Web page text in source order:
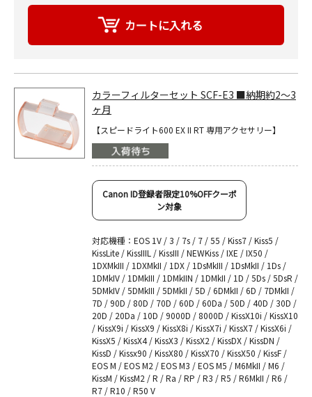
カラーフィルターセット SCF-E3 ■納期約2～3
ヶ月
【スピードライト600 EX II RT 専用アクセサリー】
Canon ID登録者限定10%OFFクーポ
ン対象
対応機種：EOS 1V / 3 / 7s / 7 / 55 / Kiss7 / Kiss5 /
KissLite / KissIIIL / KissIII / NEWKiss / IXE / IX50 /
1DXMkIII / 1DXMkII / 1DX / 1DsMkIII / 1DsMkII / 1Ds /
1DMkIV / 1DMkIII / 1DMkIIN / 1DMkII / 1D / 5Ds / 5DsR /
5DMkIV / 5DMkIII / 5DMkII / 5D / 6DMkII / 6D / 7DMkII /
7D / 90D / 80D / 70D / 60D / 60Da / 50D / 40D / 30D /
20D / 20Da / 10D / 9000D / 8000D / KissX10i / KissX10
/ KissX9i / KissX9 / KissX8i / KissX7i / KissX7 / KissX6i /
KissX5 / KissX4 / KissX3 / KissX2 / KissDX / KissDN /
KissD / Kissx90 / KissX80 / KissX70 / KissX50 / KissF /
EOS M / EOS M2 / EOS M3 / EOS M5 / M6MkII / M6 /
KissM / KissM2 / R / Ra / RP / R3 / R5 / R6MkII / R6 /
R7 / R10 / R50 V